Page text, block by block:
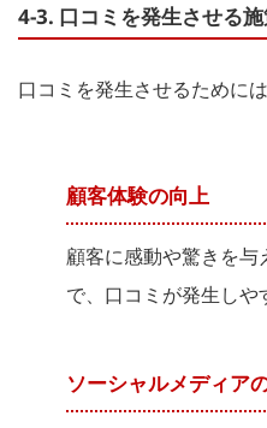
4-3. 口コミを発生させる
口コミを発生させるために
顧客体験の向上
顧客に感動や驚きを与
で、口コミが発生しや
ソーシャルメディア